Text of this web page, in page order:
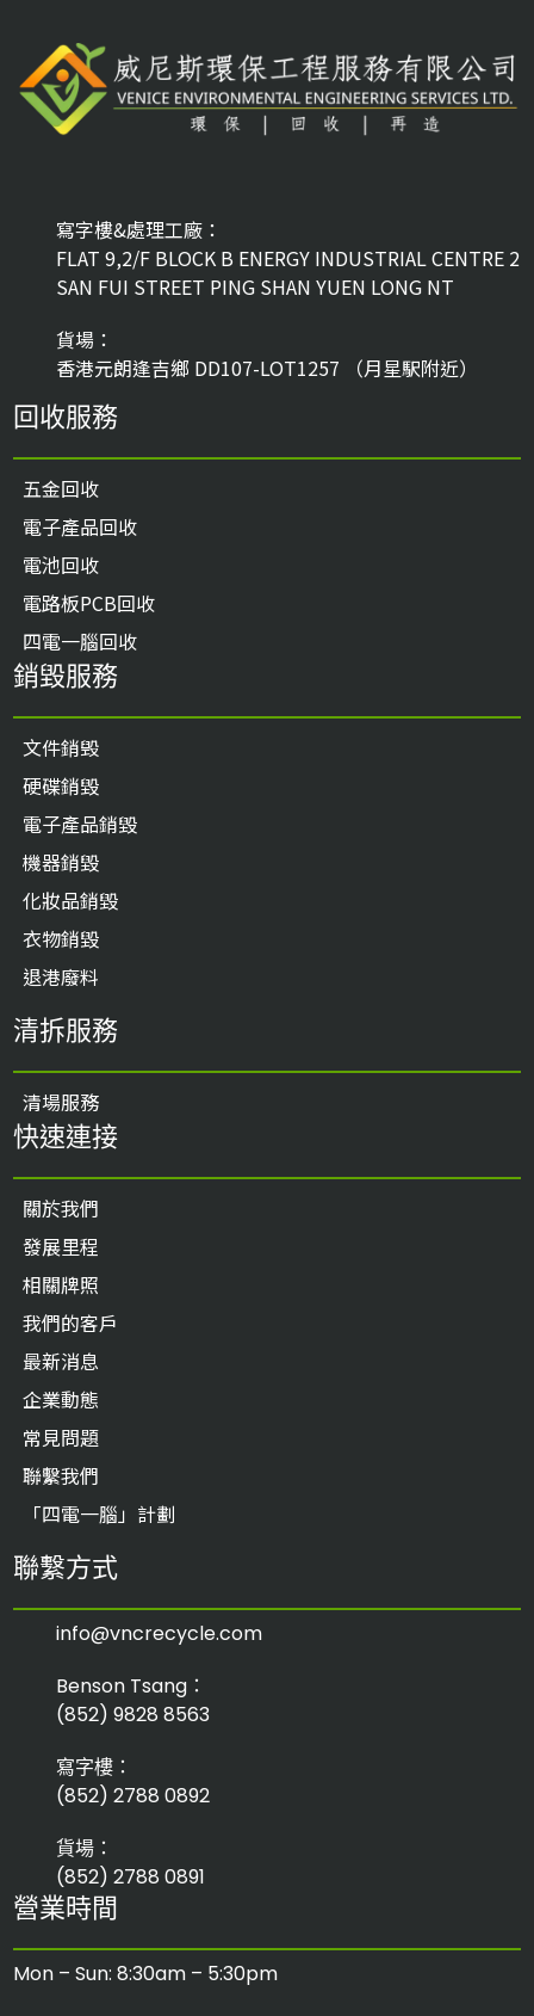
寫字樓&處理工廠：
FLAT 9,2/F BLOCK B ENERGY INDUSTRIAL CENTRE 2
SAN FUI STREET PING SHAN YUEN LONG NT
貨場：
香港元朗逢吉鄉 DD107-LOT1257 （月星駅附近）
回收服務
五金回收
電子產品回收
電池回收
電路板PCB回收
四電一腦回收
銷毀服務
文件銷毁
硬碟銷毀
電子產品銷毀
機器銷毀
化妝品銷毀
衣物銷毀
退港廢料
清拆服務
清場服務
快速連接
關於我們
發展里程
相關牌照
我們的客戶
最新消息
企業動態
常見問題
聯繫我們
「四電一腦」計劃
聯繫方式
info@vncrecycle.com
Benson Tsang：
(852) 9828 8563
寫字樓：
(852) 2788 0892
貨場：
(852) 2788 0891
營業時間
Mon – Sun: 8:30am – 5:30pm